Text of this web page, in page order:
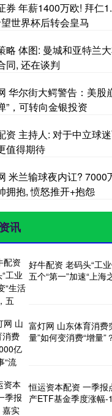
券 年薪1400万欧! 拜仁
世界杯后转会皇马
略 体图: 曼城和亚特兰
同, 还在谈判
华尔街大鳄警告：美股
”，可转向金银投资
资 主持人: 对于中立球
值得期待
米兰输球夜内讧? 7000
拥抱, 愤怒推开+抱怨
讯
好牛配资 老码头“工业
五个“第一”加速“上海
富灯网 山东体育消费
量”如何变消费“增量”
恒运资本配资 一季
产ETF基金季度涨幅-